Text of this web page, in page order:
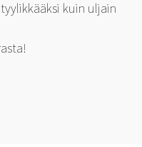
kuin uljain